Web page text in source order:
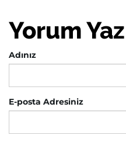
Yorum Yaz
Adınız
E-posta Adresiniz